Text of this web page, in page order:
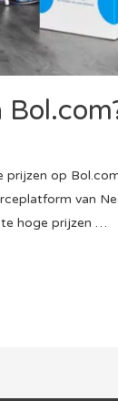
prijzen op
van
hoge prijzen …